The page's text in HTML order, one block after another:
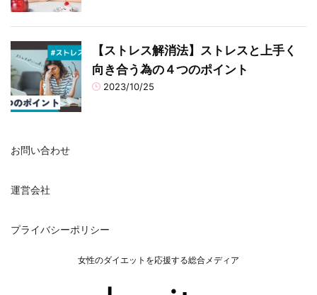
【ストレス解消法】ストレスと上手く
向き合う為の４つのポイント
2023/10/25
お問い合わせ
運営会社
プライバシーポリシー
女性のダイエットを応援する総合メディア